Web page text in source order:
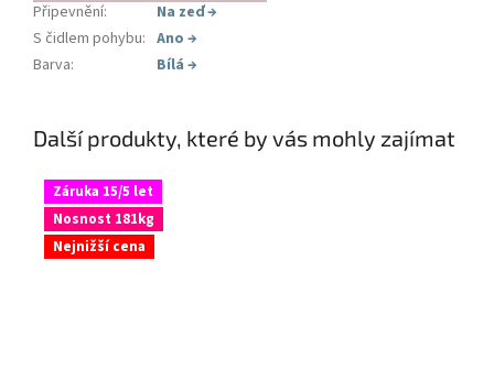
Připevnění: Na zeď→
S čidlem pohybu: Ano →
Barva: Bílá →
Další produkty, které by vás mohly zajímat
Záruka 15/5 let
Nosnost 181kg
Nejnižší cena